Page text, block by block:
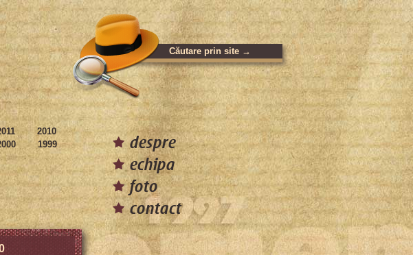
2010
1999
despre
echipa
foto
contact